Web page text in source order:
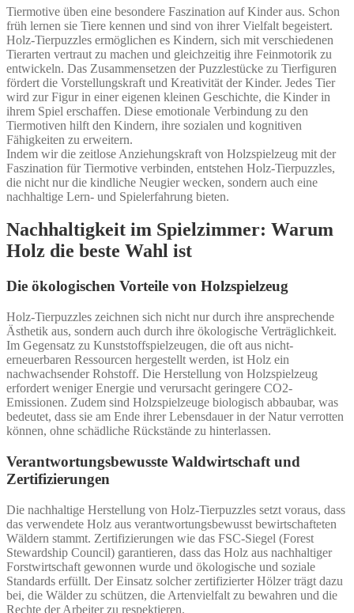
Tiermotive üben eine besondere Faszination auf Kinder aus. Schon
früh lernen sie Tiere kennen und sind von ihrer Vielfalt begeistert.
Holz-Tierpuzzles ermöglichen es Kindern, sich mit verschiedenen
Tierarten vertraut zu machen und gleichzeitig ihre Feinmotorik zu
entwickeln. Das Zusammensetzen der Puzzlestücke zu Tierfiguren
fördert die Vorstellungskraft und Kreativität der Kinder. Jedes Tier
wird zur Figur in einer eigenen kleinen Geschichte, die Kinder in
ihrem Spiel erschaffen. Diese emotionale Verbindung zu den
Tiermotiven hilft den Kindern, ihre sozialen und kognitiven
Fähigkeiten zu erweitern.
Indem wir die zeitlose Anziehungskraft von Holzspielzeug mit der
Faszination für Tiermotive verbinden, entstehen Holz-Tierpuzzles,
die nicht nur die kindliche Neugier wecken, sondern auch eine
nachhaltige Lern- und Spielerfahrung bieten.
Nachhaltigkeit im Spielzimmer: Warum
Holz die beste Wahl ist
Die ökologischen Vorteile von Holzspielzeug
Holz-Tierpuzzles zeichnen sich nicht nur durch ihre ansprechende
Ästhetik aus, sondern auch durch ihre ökologische Verträglichkeit.
Im Gegensatz zu Kunststoffspielzeugen, die oft aus nicht-
erneuerbaren Ressourcen hergestellt werden, ist Holz ein
nachwachsender Rohstoff. Die Herstellung von Holzspielzeug
erfordert weniger Energie und verursacht geringere CO2-
Emissionen. Zudem sind Holzspielzeuge biologisch abbaubar, was
bedeutet, dass sie am Ende ihrer Lebensdauer in der Natur verrotten
können, ohne schädliche Rückstände zu hinterlassen.
Verantwortungsbewusste Waldwirtschaft und
Zertifizierungen
Die nachhaltige Herstellung von Holz-Tierpuzzles setzt voraus, dass
das verwendete Holz aus verantwortungsbewusst bewirtschafteten
Wäldern stammt. Zertifizierungen wie das FSC-Siegel (Forest
Stewardship Council) garantieren, dass das Holz aus nachhaltiger
Forstwirtschaft gewonnen wurde und ökologische und soziale
Standards erfüllt. Der Einsatz solcher zertifizierter Hölzer trägt dazu
bei, die Wälder zu schützen, die Artenvielfalt zu bewahren und die
Rechte der Arbeiter zu respektieren.